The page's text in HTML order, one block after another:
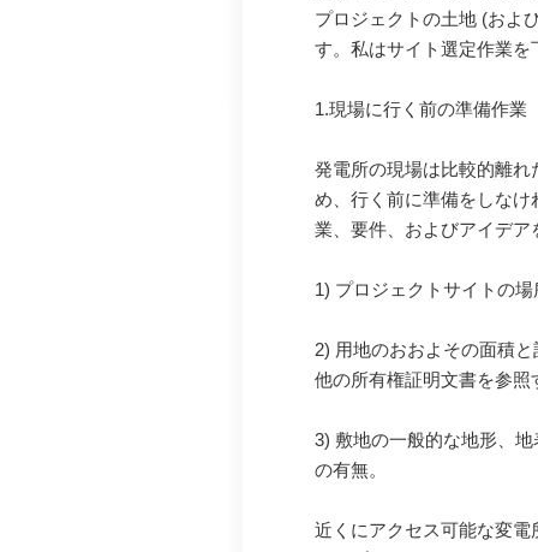
プロジェクトの土地 (およ
す。私はサイト選定作業
1.現場に行く前の準備作業
発電所の現場は比較的離
め、行く前に準備をしな
業、要件、およびアイデ
1) プロジェクトサイトの
2) 用地のおおよその面積
他の所有権証明文書を参
3) 敷地の一般的な地形、
の有無。
近くにアクセス可能な変